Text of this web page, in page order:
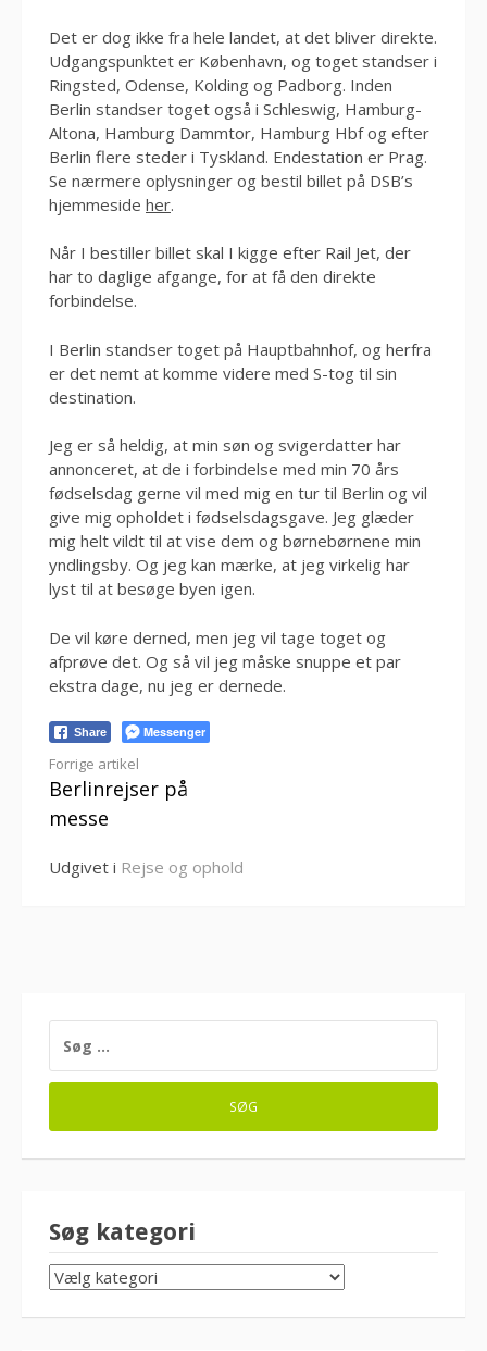
Det er dog ikke fra hele landet, at det bliver direkte.
Udgangspunktet er København, og toget standser i
Ringsted, Odense, Kolding og Padborg. Inden
Berlin standser toget også i Schleswig, Hamburg-
Altona, Hamburg Dammtor, Hamburg Hbf og efter
Berlin flere steder i Tyskland. Endestation er Prag.
Se nærmere oplysninger og bestil billet på DSB’s
hjemmeside her.
Når I bestiller billet skal I kigge efter Rail Jet, der
har to daglige afgange, for at få den direkte
forbindelse.
I Berlin standser toget på Hauptbahnhof, og herfra
er det nemt at komme videre med S-tog til sin
destination.
Jeg er så heldig, at min søn og svigerdatter har
annonceret, at de i forbindelse med min 70 års
fødselsdag gerne vil med mig en tur til Berlin og vil
give mig opholdet i fødselsdagsgave. Jeg glæder
mig helt vildt til at vise dem og børnebørnene min
yndlingsby. Og jeg kan mærke, at jeg virkelig har
lyst til at besøge byen igen.
De vil køre derned, men jeg vil tage toget og
afprøve det. Og så vil jeg måske snuppe et par
ekstra dage, nu jeg er dernede.
Share Messenger
Læs
videre
Forrige artikel
Berlinrejser på
messe
Udgivet i Rejse og ophold
EFTER:
Søg kategori
SØG
KATEGORI